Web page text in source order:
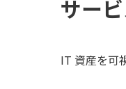
サー
IT 資産を可